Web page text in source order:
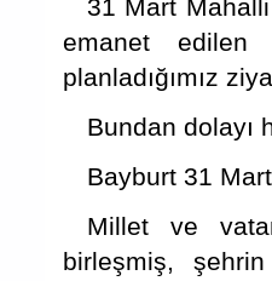
31 Mart
emanet edilen
planladığımız
Bundan dolayı
Bayburt 31
Millet ve
birleşmiş,